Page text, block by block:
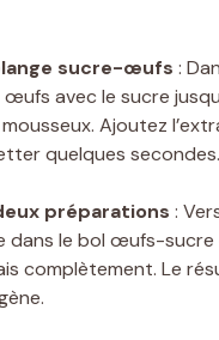
sucre-œufs :
avec le sucre
Ajoutez
quelques secondes.
préparations :
le bol œufs-sucre
complètement. Le